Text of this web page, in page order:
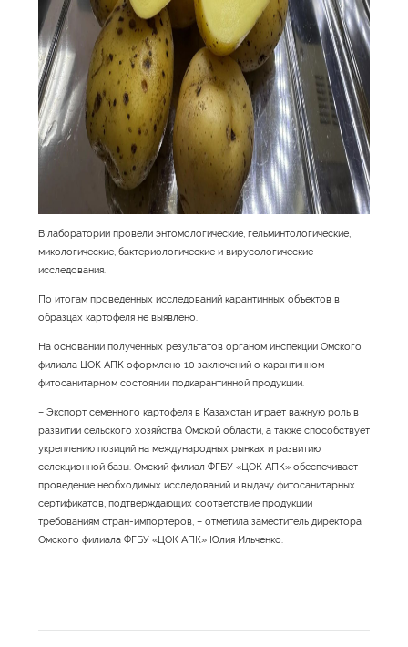
В лаборатории провели энтомологические, гельминтологические,
микологические, бактериологические и вирусологические
исследования.
По итогам проведенных исследований карантинных объектов в
образцах картофеля не выявлено.
На основании полученных результатов органом инспекции Омского
филиала ЦОК АПК оформлено 10 заключений о карантинном
фитосанитарном состоянии подкарантинной продукции.
– Экспорт семенного картофеля в Казахстан играет важную роль в
развитии сельского хозяйства Омской области, а также способствует
укреплению позиций на международных рынках и развитию
селекционной базы. Омский филиал ФГБУ «ЦОК АПК» обеспечивает
проведение необходимых исследований и выдачу фитосанитарных
сертификатов, подтверждающих соответствие продукции
требованиям стран-импортеров, – отметила заместитель директора
Омского филиала ФГБУ «ЦОК АПК» Юлия Ильченко.